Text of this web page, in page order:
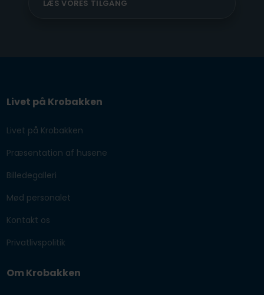
LÆS VORES TILGANG
Livet på Krobakken
Livet på Krobakken
Præsentation af husene
Billedegalleri
Mød personalet
Kontakt os
Privatlivspolitik
Om Krobakken